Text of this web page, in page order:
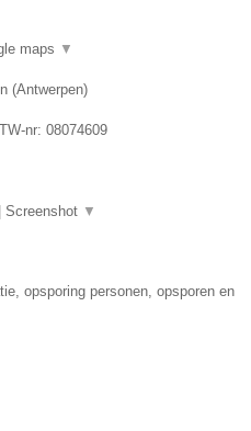
maps ▼
(Antwerpen)
nr: 08074609
Screenshot ▼
opsporing personen, opsporen en